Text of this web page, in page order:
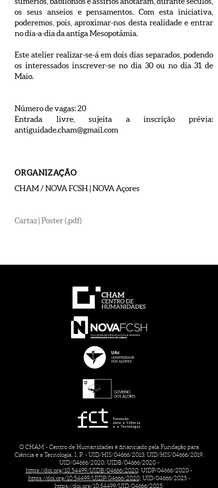
os seus anseios e pensamentos. Com esta iniciativa,
poderemos, pois, aproximar-nos desta realidade e entrar
no dia-a-dia da antiga Mesopotâmia.
Este atelier realizar-se-á em dois dias separados, podendo
os interessados inscrever-se no dia 30 ou no dia 31 de
Maio.
Número de vagas: 20
Entrada livre, sujeita a inscrição prévia:
antiguidade.cham@gmail.com
ORGANIZAÇÃO
CHAM / NOVA FCSH | NOVA Açores
Cartaz | Poster (.pdf)
O CHAM - Centro de Humanidades é financiado pela Fundação para
Ciência e a Tecnologia, I. P. - UID/HIS/04666/2013; UID/HIS/04666/2019;
UID/04666/2020; UIDB/04666/2020 -
https://doi.org/10.54499/UIDB/04666/2020; UIDP/04666/2020 -
https://doi.org/10.54499/UIDP/04666/2020; UID/04666/2025 -
https://doi.org/10.54499/UID/04666/2025.